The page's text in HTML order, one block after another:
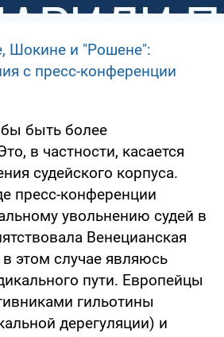
Шокине и "Рошене":
с пресс-конференции
быть более
в частности, касается
судейского корпуса.
пресс-конференции
увольнению судей в
Венецианская
этом случае являюсь
пути. Европейцы
гильотины
дерегуляции) и